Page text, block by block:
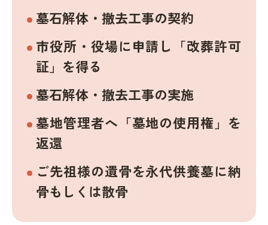
墓石解体・撤去工事の契約
市役所・役場に申請し「改葬許可
証」を得る
墓石解体・撤去工事の実施
墓地管理者へ「墓地の使用権」を
返還
ご先祖様の遺骨を永代供養墓に納
骨もしくは散骨